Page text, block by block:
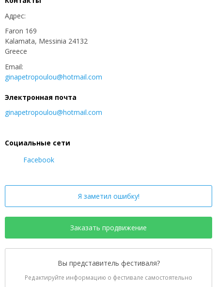
Адрес:
Faron 169
Kalamata, Messinia 24132
Greece
Email:
ginapetropoulou@hotmail.com
Электронная почта
ginapetropoulou@hotmail.com
Социальные сети
Facebook
Я заметил ошибку!
Заказать продвижение
Вы представитель фестиваля?
Редактируйте информацию о фестивале самостоятельно